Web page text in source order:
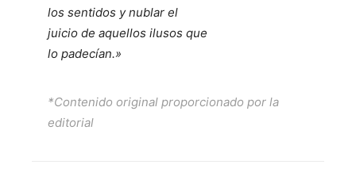
los sentidos y nublar el
juicio de aquellos ilusos que
lo padecían.»
*Contenido original proporcionado por la
editorial